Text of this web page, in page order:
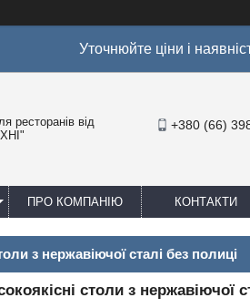
Уточнюйте ціни і
ресторанів від
+380 (66)
ПРО КОМПАНІЮ КОНТАКТИ
з нержавіючої сталі без полиці
столи з нержавіючої